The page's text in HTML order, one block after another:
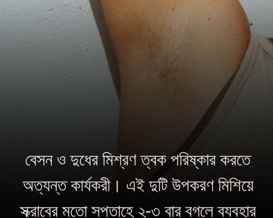
বেসন ও দুধের মিশ্রণ ত্বক পরিষ্কার করতে
অত্যন্ত কার্যকরী। এই দুটি উপকরণ মিশিয়ে
স্ক্রাবের মতো সপ্তাহে ২-৩ বার বগলে ব্যবহার